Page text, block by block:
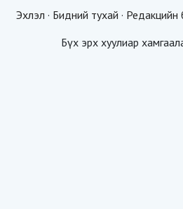
Эхлэл · Бидний тухай · Редакцийн
Бүх эрх хуулиар